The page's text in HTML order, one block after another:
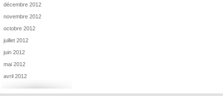
décembre 2012
novembre 2012
octobre 2012
juillet 2012
juin 2012
mai 2012
avril 2012